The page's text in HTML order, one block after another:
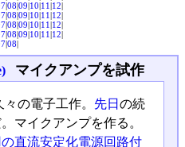
|08|09|10|11|12|
|08|09|10|11|12|
|08|09|10|11|12|
|08|09|10|11|12|
|08|
マイクアンプを試作
々の電子工作。 先日 の続
マイクアンプを作る。
直流安定化電源回路付